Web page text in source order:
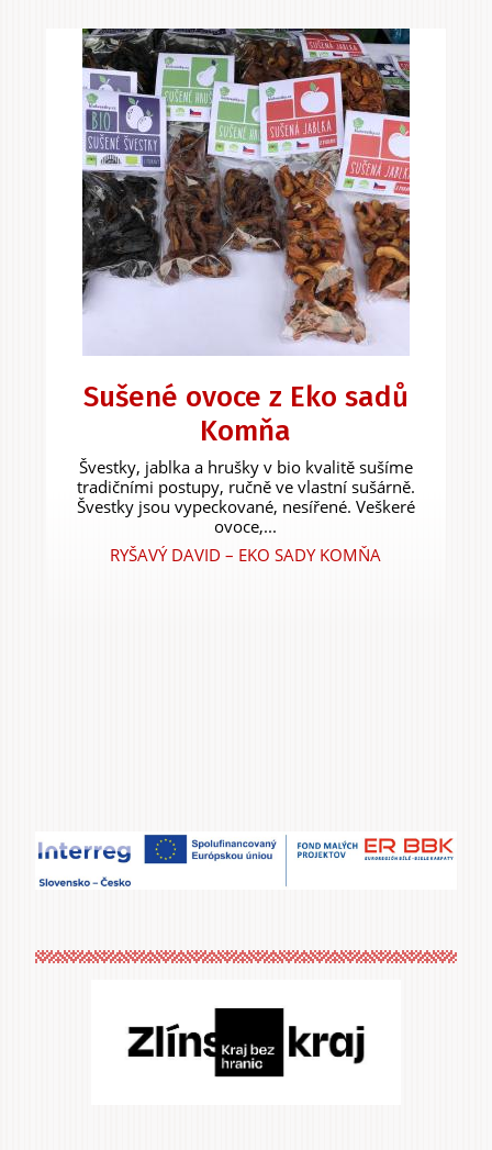
Sušené ovoce z Eko sadů
Komňa
Švestky, jablka a hrušky v bio kvalitě sušíme
tradičními postupy, ručně ve vlastní sušárně.
Švestky jsou vypeckované, nesířené. Veškeré
ovoce,...
RYŠAVÝ DAVID – EKO SADY KOMŇA